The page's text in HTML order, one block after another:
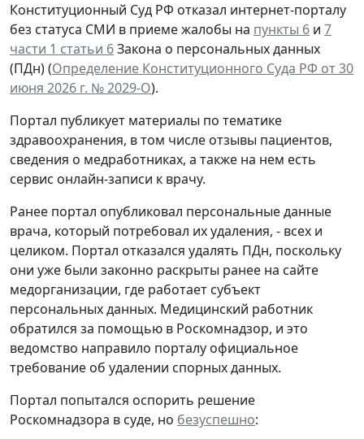
Конституционный Суд РФ отказал интернет-порталу
без статуса СМИ в приеме жалобы на пункты 6 и 7
части 1 статьи 6Закона о персональных данных
(ПДн) (Определение Конституционного Суда РФ от 30
июня 2026 г. № 2029-О).
Портал публикует материалы по тематике
здравоохранения, в том числе отзывы пациентов,
сведения о медработниках, а также на нем есть
сервис онлайн-записи к врачу.
Ранее портал опубликовал персональные данные
врача, который потребовал их удаления, - всех и
целиком. Портал отказался удалять ПДн, поскольку
они уже были законно раскрыты ранее на сайте
медорганизации, где работает субъект
персональных данных. Медицинский работник
обратился за помощью в Роскомнадзор, и это
ведомство направило порталу официальное
требование об удалении спорных данных.
Портал попытался оспорить решение
Роскомнадзора в суде, но безуспешно: